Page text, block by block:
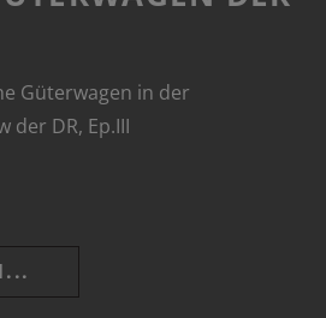
Güterwagen in der
der DR, Ep.III